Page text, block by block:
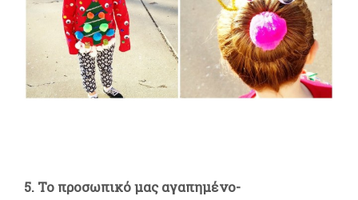
5. Το προσωπικό μας αγαπημένο-